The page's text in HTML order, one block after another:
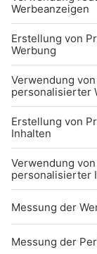
Kontakt
Jobs
Sendeempfang
Über uns
AKTIV
EN
ENN SIE AUF